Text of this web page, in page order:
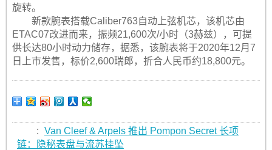
旋转。
新款腕表搭载Caliber763自动上弦机芯，该机芯由
ETAC07改进而来，振频21,600次/小时（3赫兹），可提
供长达80小时动力储存，据悉，该腕表将于2020年12月7
日上市发售，标价2,600瑞郎，折合人民币约18,800元。
: Van Cleef & Arpels 推出 Pompon Secret 长项
链：隐秘表盘与流苏挂坠